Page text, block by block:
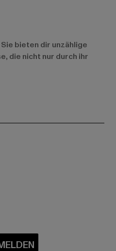
bieten dir unzählige
die nicht nur durch ihr